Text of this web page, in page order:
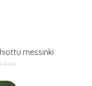
messinki
EUR